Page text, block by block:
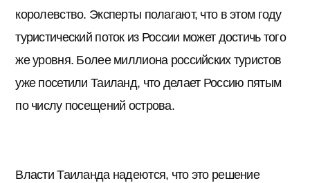
королевство. Эксперты полагают, что в этом году
туристический поток из России может достичь того
же уровня. Более миллиона российских туристов
уже посетили Таиланд, что делает Россию пятым
по числу посещений острова.
Власти Таиланда надеются, что это решение